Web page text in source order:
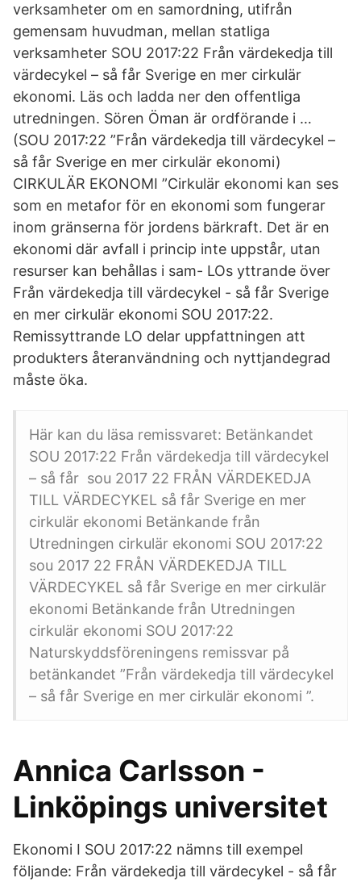
verksamheter om en samordning, utifrån
gemensam huvudman, mellan statliga
verksamheter SOU 2017:22 Från värdekedja till
värdecykel – så får Sverige en mer cirkulär
ekonomi. Läs och ladda ner den offentliga
utredningen. Sören Öman är ordförande i …
(SOU 2017:22 ”Från värdekedja till värdecykel –
så får Sverige en mer cirkulär ekonomi)
CIRKULÄR EKONOMI ”Cirkulär ekonomi kan ses
som en metafor för en ekonomi som fungerar
inom gränserna för jordens bärkraft. Det är en
ekonomi där avfall i princip inte uppstår, utan
resurser kan behållas i sam- LOs yttrande över
Från värdekedja till värdecykel - så får Sverige
en mer cirkulär ekonomi SOU 2017:22.
Remissyttrande LO delar uppfattningen att
produkters återanvändning och nyttjandegrad
måste öka.
Här kan du läsa remissvaret: Betänkandet
SOU 2017:22 Från värdekedja till värdecykel
– så får sou 2017 22 FRÅN VÄRDEKEDJA
TILL VÄRDECYKEL så får Sverige en mer
cirkulär ekonomi Betänkande från
Utredningen cirkulär ekonomi SOU 2017:22
sou 2017 22 FRÅN VÄRDEKEDJA TILL
VÄRDECYKEL så får Sverige en mer cirkulär
ekonomi Betänkande från Utredningen
cirkulär ekonomi SOU 2017:22
Naturskyddsföreningens remissvar på
betänkandet ”Från värdekedja till värdecykel
– så får Sverige en mer cirkulär ekonomi ”.
Annica Carlsson -
Linköpings universitet
Ekonomi I SOU 2017:22 nämns till exempel
följande: Från värdekedja till värdecykel - så får